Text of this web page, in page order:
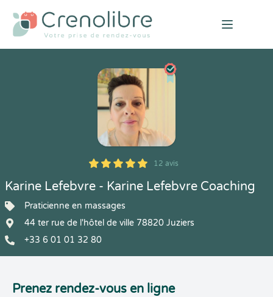
Open
5
1
5
12 12 avis
Karine Lefebvre - Karine Lefebvre Coaching
Praticienne en massages
44 ter rue de l'hôtel de ville 78820 Juziers
+33 6 01 01 32 80
Prenez rendez-vous en ligne